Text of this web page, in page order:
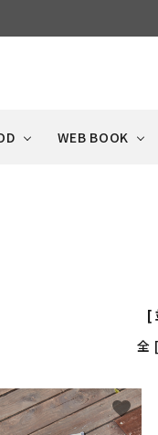
WEB BOOK
[
全
favorite